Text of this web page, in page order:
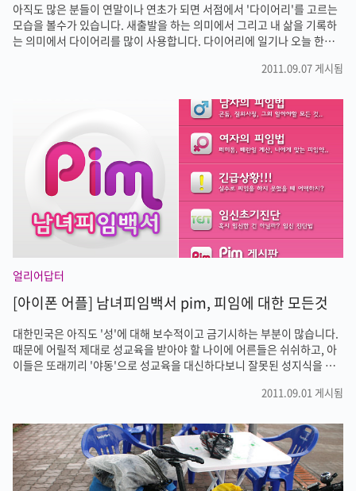
아직도 많은 분들이 연말이나 연초가 되면 서점에서 '다이어리'를 고르는
모습을 볼수가 있습니다. 새출발을 하는 의미에서 그리고 내 삶을 기록하
는 의미에서 다이어리를 많이 사용합니다. 다이어리에 일기나 오늘 한일
다봤을때 '참 열심히 살았구나!'라고 느낄수 있어서 좋습니다. 또한 직장
도 합니다. 하지만 이제는 종이다이어리보다는 스마트폰이나 태블릿 PC
를 통해 일기를 쓰거나 일정을 조정하는 분들이 늘어나고 있습니다. 많은
다이어리와 메모 어플이 존재하고 있습니다만 오늘은 Flava라는 어플리
케이션을 소개해드리겠습니다. Flava는 다양한 방식으로 기록을 할 수 있
습니다. 사..
2011.09.07 게시됨
얼리어답터
[아이폰 어플] 남녀피임백서 pim, 피임에 대한 모든것
대한민국은 아직도 '성'에 대해 보수적이고 금기시하는 부분이 많습니다.
때문에 어릴적 제대로 성교육을 받아야 할 나이에 어른들은 쉬쉬하고, 아
이들은 또래끼리 '야동'으로 성교육을 대신하다보니 잘못된 성지식을 갖
이어지기도 합니다. 최근엔 어려서부터 성교육을 하고는 있지만 아직도
차 잘 모르는 경우가 많습니다. 그렇다고 누구에게 물어보기도 뭐한 것이
바로 피임법입니다. 제대로 된 피임법에 대해 공부할 수 있고 이야기를 나
눌수 있는 어플을 소개해드리겠습니다. '남녀피임백서 Pim'어플입니다.
남자라고 남자의 피임법만 알면 완전한 피임을 할 수 없다고 생각합니다.
2011.09.01 게시됨